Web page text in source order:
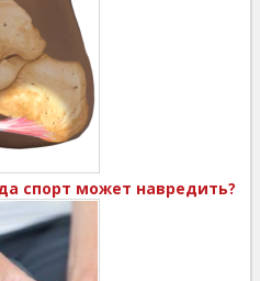
спорт может навредить?